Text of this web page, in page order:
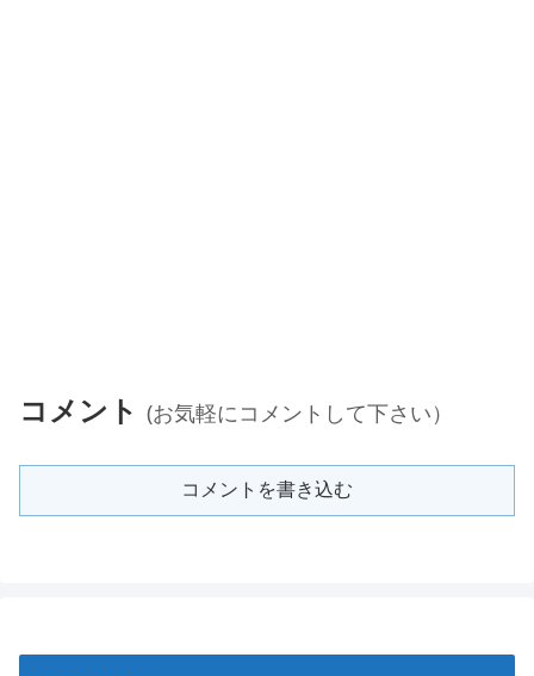
コメント (お気軽にコメントして下さい）
コメントを書き込む